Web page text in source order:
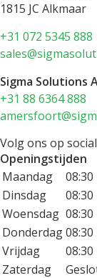
1815 JC Alkmaar
+31 072 5345 888
Sigma Solutions
+31 88 6364 888
Volg ons op
Openingstijden
Maandag
08:30
Dinsdag
08:30
Woensdag 08:30
Donderdag08:30
Vrijdag
08:30
Zaterdag